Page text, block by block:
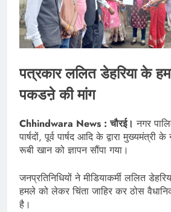
पत्रकार ललित डेहरिया के
पकडऩे की मांग
Chhindwara News : चौरई।नगर
पार्षदों, पूर्व पार्षद आदि के द्वारा मुख्यमंत्री
रूबी खान को ज्ञापन सौंपा गया।
जनप्रतिनिधियों ने मीडियाकर्मी ललित
हमले को लेकर चिंता जाहिर कर ठोस
है।